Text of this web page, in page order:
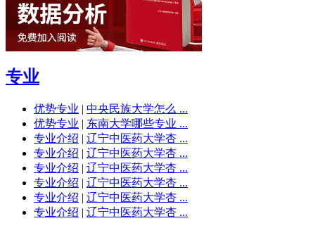
专业
优势专业 | 中央民族大学怎么 ...
优势专业 | 东南大学哪些专业 ...
专业介绍 | 辽宁中医药大学杏 ...
专业介绍 | 辽宁中医药大学杏 ...
专业介绍 | 辽宁中医药大学杏 ...
专业介绍 | 辽宁中医药大学杏 ...
专业介绍 | 辽宁中医药大学杏 ...
专业介绍 | 辽宁中医药大学杏 ...